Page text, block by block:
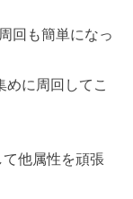
回も簡単になっ
めに周回してこ
他属性を頑張